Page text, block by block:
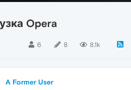
Opera
6 8 8.1k
A Former User